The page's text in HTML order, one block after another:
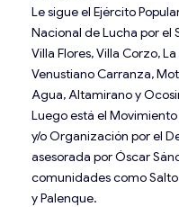
Le sigue el Ejército
Nacional de Lucha por el
Villa Flores, Villa Corzo,
Venustiano Carranza,
Agua, Altamirano y
Luego está el
y/o Organización por el
asesorada por Óscar
comunidades como Salto
y Palenque.